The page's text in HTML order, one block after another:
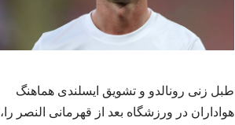
طبل زنی رونالدو و تشویق ایسلندی هماهنگ
هواداران در ورزشگاه بعد از قهرمانی النصر را،